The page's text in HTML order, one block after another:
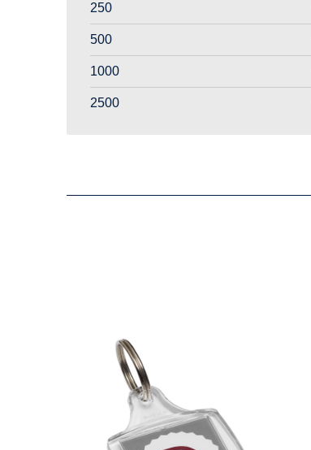
250
500
1000
2500